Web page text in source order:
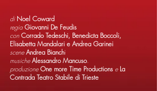
di Noel Coward
regiaGiovanni De Feudis
conCorrado Tedeschi, Benedicta Boccoli,
Elisabetta Mandalari e Andrea Garinei
sceneAndrea Bianchi
musicheAlessandro Mancuso.
produzioneOne more Time Productions e La
Contrada Teatro Stabile di Trieste